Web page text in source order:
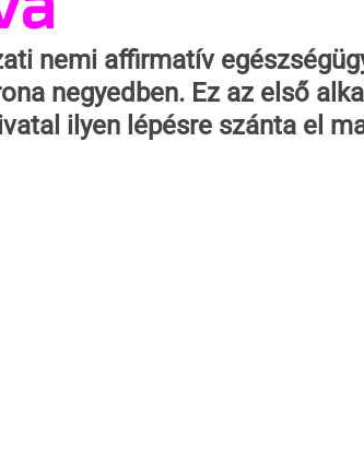
nemi affirmatív
negyedben. Ez az első
ilyen lépésre szánta el